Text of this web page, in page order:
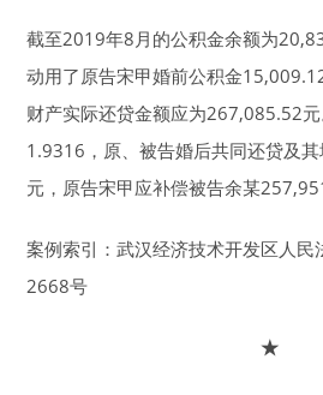
截至2019年8月的公积金余额为
动用了原告宋甲婚前公积金
财产实际还贷金额应为267,085.52
1.9316，原、被告婚后共同还贷及
元，原告宋甲应补偿被告余某
案例索引：武汉经济技术开发区人
2668号
★